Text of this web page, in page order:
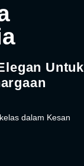
Untuk
dalam Kesan